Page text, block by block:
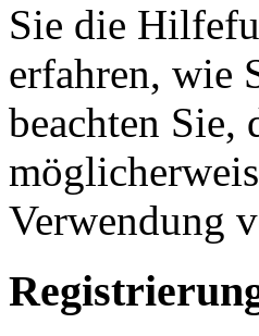
Sie die
erfahren, wie
beachten Sie,
Verwendung